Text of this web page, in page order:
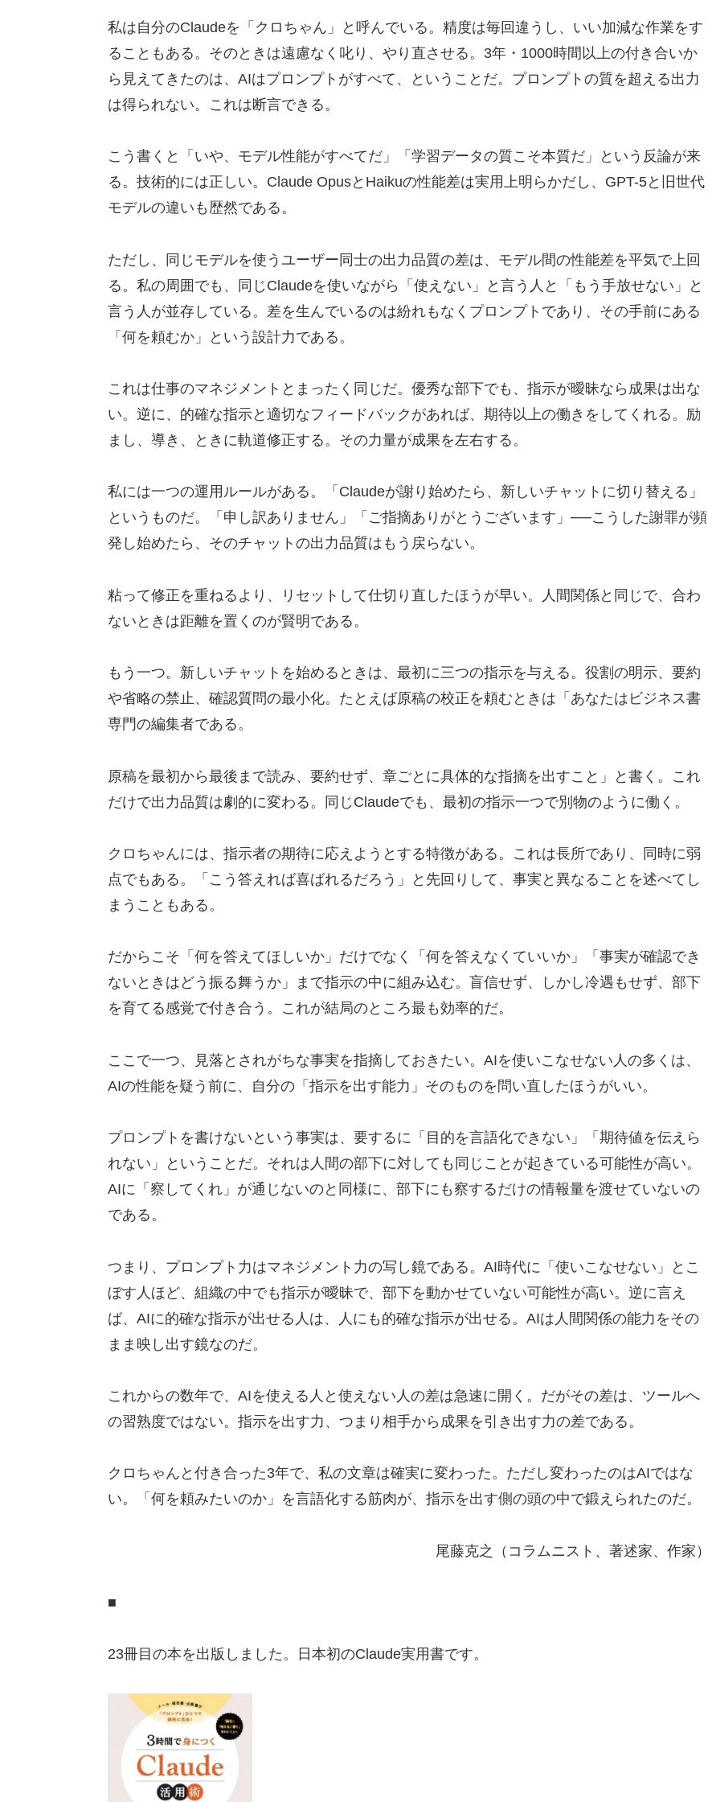
私は自分のClaudeを「クロちゃん」と呼んでいる。精度は毎回違うし、いい加減な作業をす
ることもある。そのときは遠慮なく叱り、やり直させる。3年・1000時間以上の付き合いか
ら見えてきたのは、AIはプロンプトがすべて、ということだ。プロンプトの質を超える出力
は得られない。これは断言できる。
こう書くと「いや、モデル性能がすべてだ」「学習データの質こそ本質だ」という反論が来
る。技術的には正しい。Claude OpusとHaikuの性能差は実用上明らかだし、GPT-5と旧世代
モデルの違いも歴然である。
ただし、同じモデルを使うユーザー同士の出力品質の差は、モデル間の性能差を平気で上回
る。私の周囲でも、同じClaudeを使いながら「使えない」と言う人と「もう手放せない」と
言う人が並存している。差を生んでいるのは紛れもなくプロンプトであり、その手前にある
「何を頼むか」という設計力である。
これは仕事のマネジメントとまったく同じだ。優秀な部下でも、指示が曖昧なら成果は出な
い。逆に、的確な指示と適切なフィードバックがあれば、期待以上の働きをしてくれる。励
まし、導き、ときに軌道修正する。その力量が成果を左右する。
私には一つの運用ルールがある。「Claudeが謝り始めたら、新しいチャットに切り替える」
というものだ。「申し訳ありません」「ご指摘ありがとうございます」──こうした謝罪が頻
発し始めたら、そのチャットの出力品質はもう戻らない。
粘って修正を重ねるより、リセットして仕切り直したほうが早い。人間関係と同じで、合わ
ないときは距離を置くのが賢明である。
もう一つ。新しいチャットを始めるときは、最初に三つの指示を与える。役割の明示、要約
や省略の禁止、確認質問の最小化。たとえば原稿の校正を頼むときは「あなたはビジネス書
専門の編集者である。
原稿を最初から最後まで読み、要約せず、章ごとに具体的な指摘を出すこと」と書く。これ
だけで出力品質は劇的に変わる。同じClaudeでも、最初の指示一つで別物のように働く。
クロちゃんには、指示者の期待に応えようとする特徴がある。これは長所であり、同時に弱
点でもある。「こう答えれば喜ばれるだろう」と先回りして、事実と異なることを述べてし
まうこともある。
だからこそ「何を答えてほしいか」だけでなく「何を答えなくていいか」「事実が確認でき
ないときはどう振る舞うか」まで指示の中に組み込む。盲信せず、しかし冷遇もせず、部下
を育てる感覚で付き合う。これが結局のところ最も効率的だ。
ここで一つ、見落とされがちな事実を指摘しておきたい。AIを使いこなせない人の多くは、
AIの性能を疑う前に、自分の「指示を出す能力」そのものを問い直したほうがいい。
プロンプトを書けないという事実は、要するに「目的を言語化できない」「期待値を伝えら
れない」ということだ。それは人間の部下に対しても同じことが起きている可能性が高い。
AIに「察してくれ」が通じないのと同様に、部下にも察するだけの情報量を渡せていないの
である。
つまり、プロンプト力はマネジメント力の写し鏡である。AI時代に「使いこなせない」とこ
ぼす人ほど、組織の中でも指示が曖昧で、部下を動かせていない可能性が高い。逆に言え
ば、AIに的確な指示が出せる人は、人にも的確な指示が出せる。AIは人間関係の能力をその
まま映し出す鏡なのだ。
これからの数年で、AIを使える人と使えない人の差は急速に開く。だがその差は、ツールへ
の習熟度ではない。指示を出す力、つまり相手から成果を引き出す力の差である。
クロちゃんと付き合った3年で、私の文章は確実に変わった。ただし変わったのはAIではな
い。「何を頼みたいのか」を言語化する筋肉が、指示を出す側の頭の中で鍛えられたのだ。
尾藤克之（コラムニスト、著述家、作家）
■
23冊目の本を出版しました。日本初のClaude実用書です。